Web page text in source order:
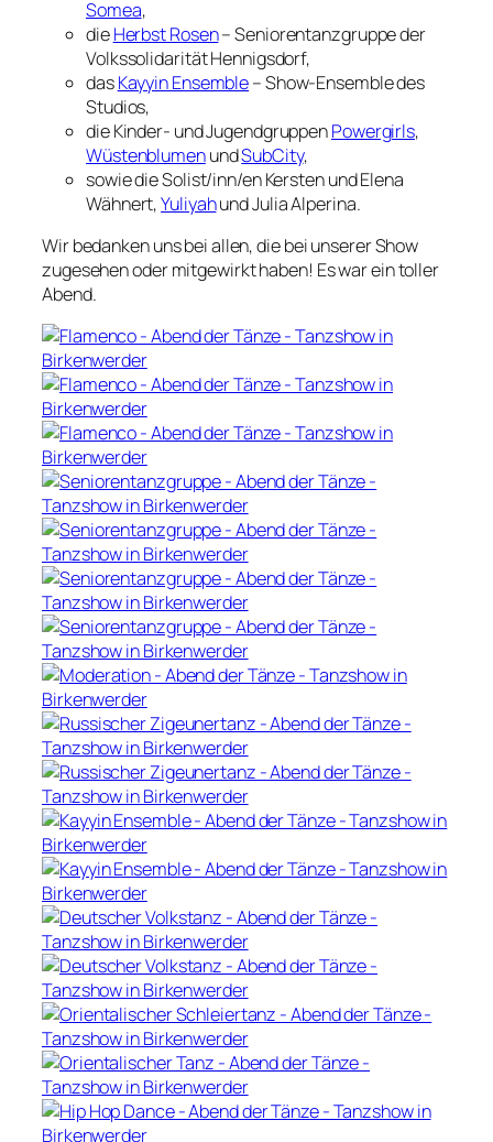
Somea,
dieHerbst Rosen– Seniorentanzgruppe der
Volkssolidarität Hennigsdorf,
dasKayyin Ensemble– Show-Ensemble des
Studios,
die Kinder- und JugendgruppenPowergirls,
WüstenblumenundSubCity,
sowie die Solist/inn/en Kersten und Elena
Wähnert,Yuliyahund Julia Alperina.
Wir bedanken uns bei allen, die bei unserer Show
zugesehen oder mitgewirkt haben! Es war ein toller
Abend.